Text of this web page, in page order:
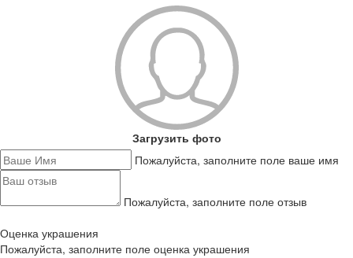
Загрузить фото
Пожалуйста, заполните поле ваше имя
Пожалуйста, заполните поле отзыв
Оценка украшения
Пожалуйста, заполните поле оценка украшения